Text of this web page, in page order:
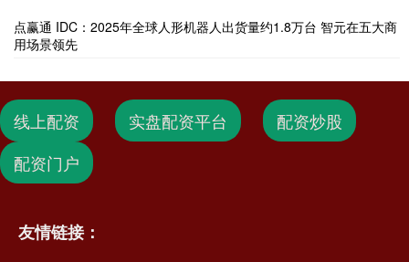
点赢通 IDC：2025年全球人形机器人出货量约1.8万台 智元在五大商
用场景领先
线上配资 实盘配资平台
配资炒股
配资门户
友情链接：